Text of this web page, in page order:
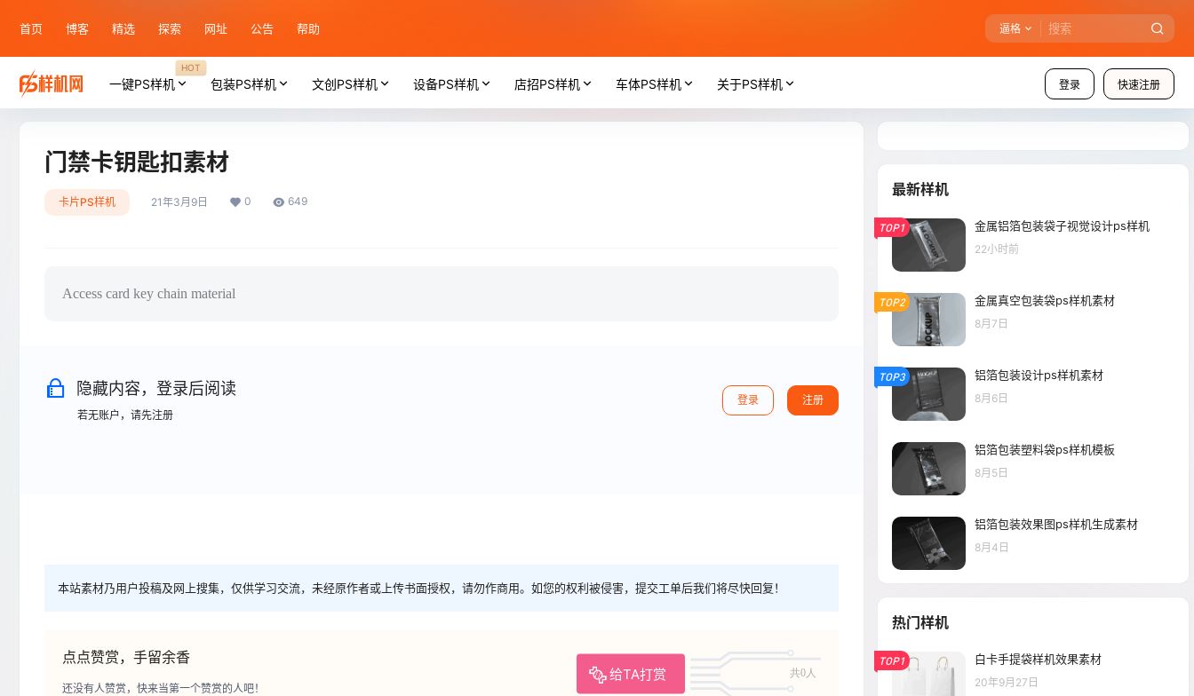
首页 博客 精选 探索 网址 公告 帮助 逼格
登录 快速注册
一键PS样机
HOT
包装PS样机 文创PS样机 设备PS样机 店招PS样机 车体PS样机 关于PS样机
门禁卡钥匙扣素材
卡片PS样机 21年3月9日 0 649
Access card key chain material
隐藏内容，登录后阅读
若无账户，请先注册
登录 注册
本站素材乃用户投稿及网上搜集，仅供学习交流，未经原作者或上传书面授权，请勿作商用。如您的权利被侵害，提交工单后我们将尽快回复！
点点赞赏，手留余香
给TA打赏 共0人
还没有人赞赏，快来当第一个赞赏的人吧！
最新样机
TOP1 金属铝箔包装袋子视觉设计ps样机
22小时前
TOP2 金属真空包装袋ps样机素材
8月7日
TOP3 铝箔包装设计ps样机素材
8月6日
铝箔包装塑料袋ps样机模板
8月5日
铝箔包装效果图ps样机生成素材
8月4日
热门样机
TOP1 白卡手提袋样机效果素材
20年9月27日